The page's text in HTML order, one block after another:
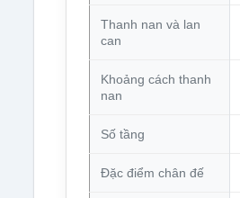
Thanh nan và lan
can
Khoảng cách thanh
nan
Số tầng
Đặc điểm chân đế